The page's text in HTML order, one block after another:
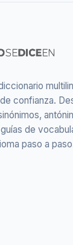
confianza.
de
paso a